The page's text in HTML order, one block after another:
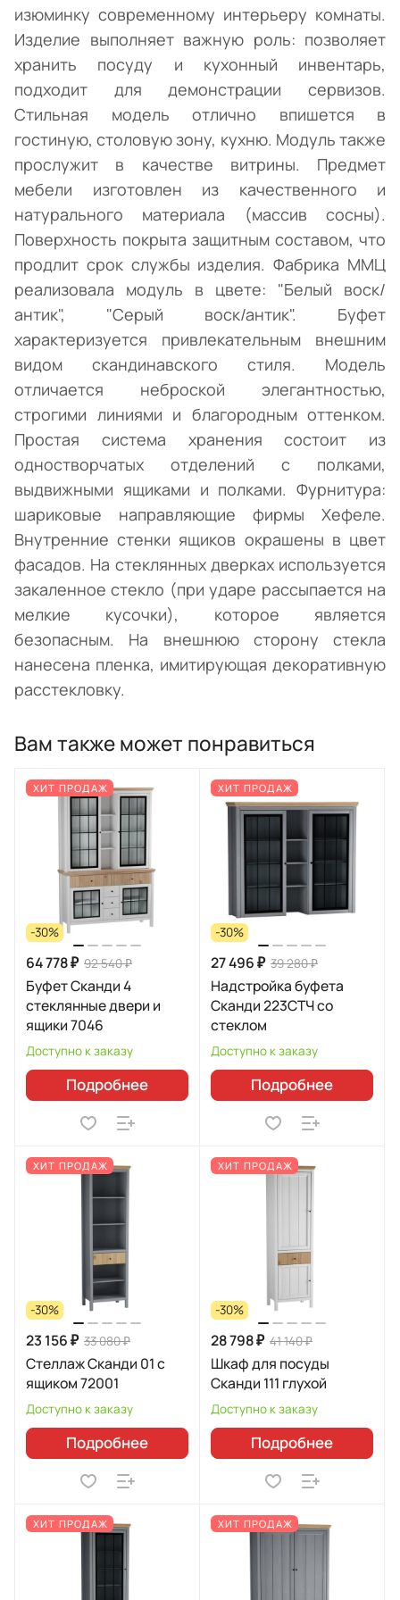
изюминку современному интерьеру комнаты.
Изделие выполняет важную роль: позволяет
хранить посуду и кухонный инвентарь,
подходит для демонстрации сервизов.
Стильная модель отлично впишется в
гостиную, столовую зону, кухню. Модуль также
прослужит в качестве витрины. Предмет
мебели изготовлен из качественного и
натурального материала (массив сосны).
Поверхность покрыта защитным составом, что
продлит срок службы изделия. Фабрика ММЦ
реализовала модуль в цвете: "Белый воск/
антик", "Серый воск/антик". Буфет
характеризуется привлекательным внешним
видом скандинавского стиля. Модель
отличается неброской элегантностью,
строгими линиями и благородным оттенком.
Простая система хранения состоит из
одностворчатых отделений с полками,
выдвижными ящиками и полками. Фурнитура:
шариковые направляющие фирмы Хефеле.
Внутренние стенки ящиков окрашены в цвет
фасадов. На стеклянных дверках используется
закаленное стекло (при ударе рассыпается на
мелкие кусочки), которое является
безопасным. На внешнюю сторону стекла
нанесена пленка, имитирующая декоративную
расстекловку.
Вам также может понравиться
ХИТ ПРОДАЖ
-30%
64 778 ₽ 92 540 ₽
Буфет Сканди 4
стеклянные двери и
ящики 7046
Доступно к заказу
Подробнее
ХИТ ПРОДАЖ
-30%
27 496 ₽ 39 280 ₽
Надстройка буфета
Сканди 223СТЧ со
стеклом
Доступно к заказу
Подробнее
ХИТ ПРОДАЖ
-30%
23 156 ₽ 33 080 ₽
Стеллаж Сканди 01 с
ящиком 72001
Доступно к заказу
Подробнее
ХИТ ПРОДАЖ
-30%
28 798 ₽ 41 140 ₽
Шкаф для посуды
Сканди 111 глухой
Доступно к заказу
Подробнее
ХИТ ПРОДАЖ ХИТ ПРОДАЖ